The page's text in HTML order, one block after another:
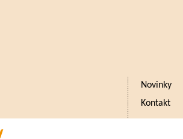
Novinky
Kontakt